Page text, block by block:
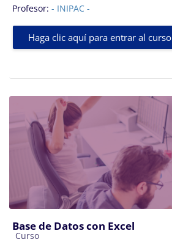
Profesor: - INIPAC -
Haga clic aquí para entrar al curso
Base de Datos con Excel
Categoría de cursos
Curso